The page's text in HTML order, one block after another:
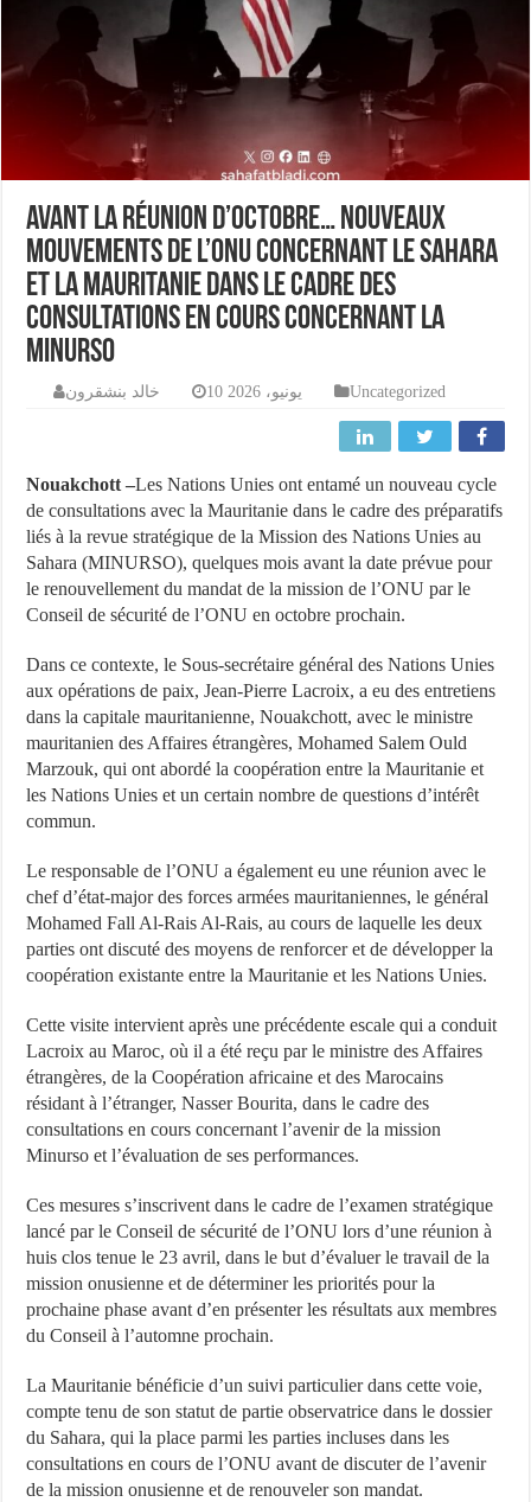
Avant la réunion d’octobre… nouveaux
mouvements de l’ONU concernant le Sahara
et la Mauritanie dans le cadre des
consultations en cours concernant la
MINURSO
خالد بنشقرون 10 يونيو، 2026 Uncategorized
Nouakchott –Les Nations Unies ont entamé un nouveau cycle
de consultations avec la Mauritanie dans le cadre des préparatifs
liés à la revue stratégique de la Mission des Nations Unies au
Sahara (MINURSO), quelques mois avant la date prévue pour
le renouvellement du mandat de la mission de l’ONU par le
Conseil de sécurité de l’ONU en octobre prochain.
Dans ce contexte, le Sous-secrétaire général des Nations Unies
aux opérations de paix, Jean-Pierre Lacroix, a eu des entretiens
dans la capitale mauritanienne, Nouakchott, avec le ministre
mauritanien des Affaires étrangères, Mohamed Salem Ould
Marzouk, qui ont abordé la coopération entre la Mauritanie et
les Nations Unies et un certain nombre de questions d’intérêt
commun.
Le responsable de l’ONU a également eu une réunion avec le
chef d’état-major des forces armées mauritaniennes, le général
Mohamed Fall Al-Rais Al-Rais, au cours de laquelle les deux
parties ont discuté des moyens de renforcer et de développer la
coopération existante entre la Mauritanie et les Nations Unies.
Cette visite intervient après une précédente escale qui a conduit
Lacroix au Maroc, où il a été reçu par le ministre des Affaires
étrangères, de la Coopération africaine et des Marocains
résidant à l’étranger, Nasser Bourita, dans le cadre des
consultations en cours concernant l’avenir de la mission
Minurso et l’évaluation de ses performances.
Ces mesures s’inscrivent dans le cadre de l’examen stratégique
lancé par le Conseil de sécurité de l’ONU lors d’une réunion à
huis clos tenue le 23 avril, dans le but d’évaluer le travail de la
mission onusienne et de déterminer les priorités pour la
prochaine phase avant d’en présenter les résultats aux membres
du Conseil à l’automne prochain.
La Mauritanie bénéficie d’un suivi particulier dans cette voie,
compte tenu de son statut de partie observatrice dans le dossier
du Sahara, qui la place parmi les parties incluses dans les
consultations en cours de l’ONU avant de discuter de l’avenir
de la mission onusienne et de renouveler son mandat.